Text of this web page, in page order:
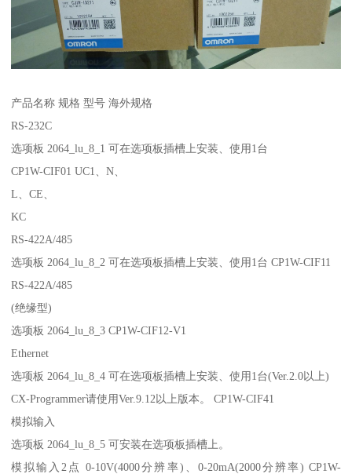
产品名称 规格 型号 海外规格
RS-232C
选项板 2064_lu_8_1 可在选项板插槽上安装、使用1台
CP1W-CIF01 UC1、N、
L、CE、
KC
RS-422A/485
选项板 2064_lu_8_2 可在选项板插槽上安装、使用1台 CP1W-CIF11
RS-422A/485
(绝缘型)
选项板 2064_lu_8_3 CP1W-CIF12-V1
Ethernet
选项板 2064_lu_8_4 可在选项板插槽上安装、使用1台(Ver.2.0以上)
CX-Programmer请使用Ver.9.12以上版本。 CP1W-CIF41
模拟输入
选项板 2064_lu_8_5 可安装在选项板插槽上。
模拟输入2点 0-10V(4000分辨率)、0-20mA(2000分辨率) CP1W-